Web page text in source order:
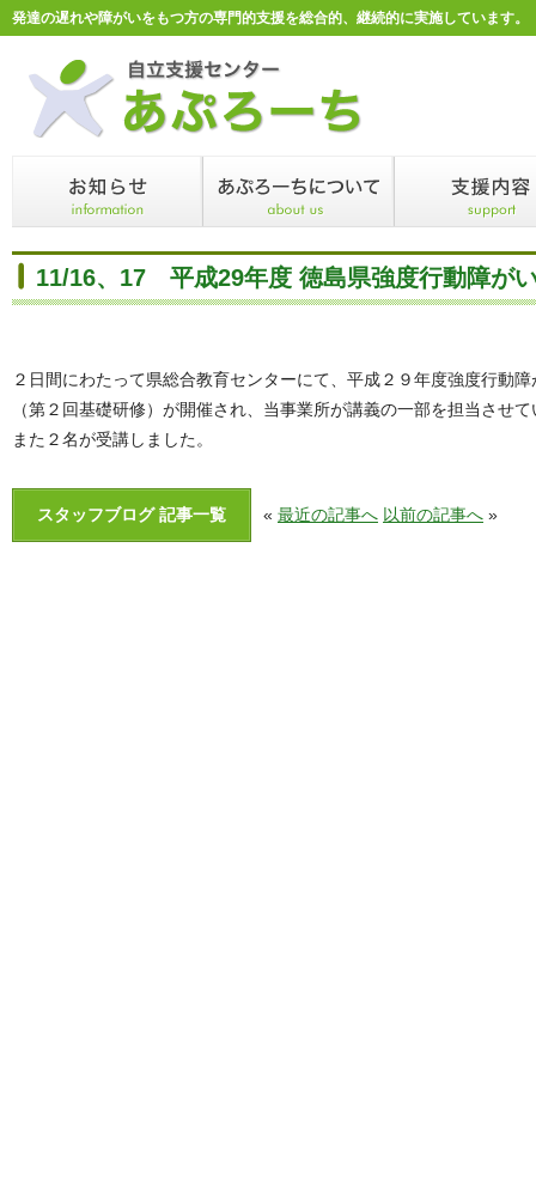
発達の遅れや障がいをもつ方の専門的支援を総合的、継続的に実施しています。
11/16、17 平成29年度 徳島県強度行動障が
２日間にわたって県総合教育センターにて、平成２９年度強度行動
（第２回基礎研修）が開催され、当事業所が講義の一部を担当させ
また２名が受講しました。
スタッフブログ 記事一覧 « 最近の記事へ 以前の記事へ »